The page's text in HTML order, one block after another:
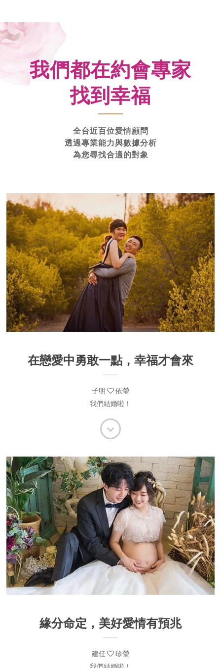
我們都在約會專家
找到幸福
全台近百位愛情顧問
透過專業能力與數據分析
為您尋找合適的對象
在戀愛中勇敢一點，幸福才會來
子明
依瑩
我們結婚啦！
緣分命定，美好愛情有預兆
建任
珍瑩